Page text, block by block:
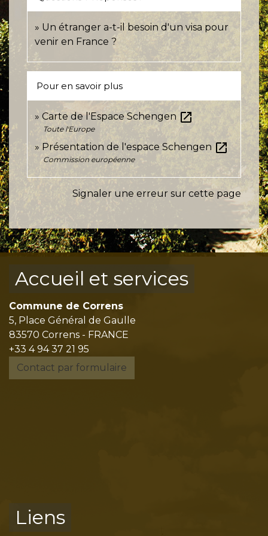
Un étranger a-t-il besoin d'un visa pour
venir en France ?
Pour en savoir plus
Carte de l'Espace Schengen open_in_new
Toute l'Europe
Présentation de l'espace Schengen open_in_new
Commission européenne
Signaler une erreur sur cette page
Accueil et services
Commune de Correns
5, Place Général de Gaulle
83570 Correns - FRANCE
+33 4 94 37 21 95
Contact par formulaire
Liens